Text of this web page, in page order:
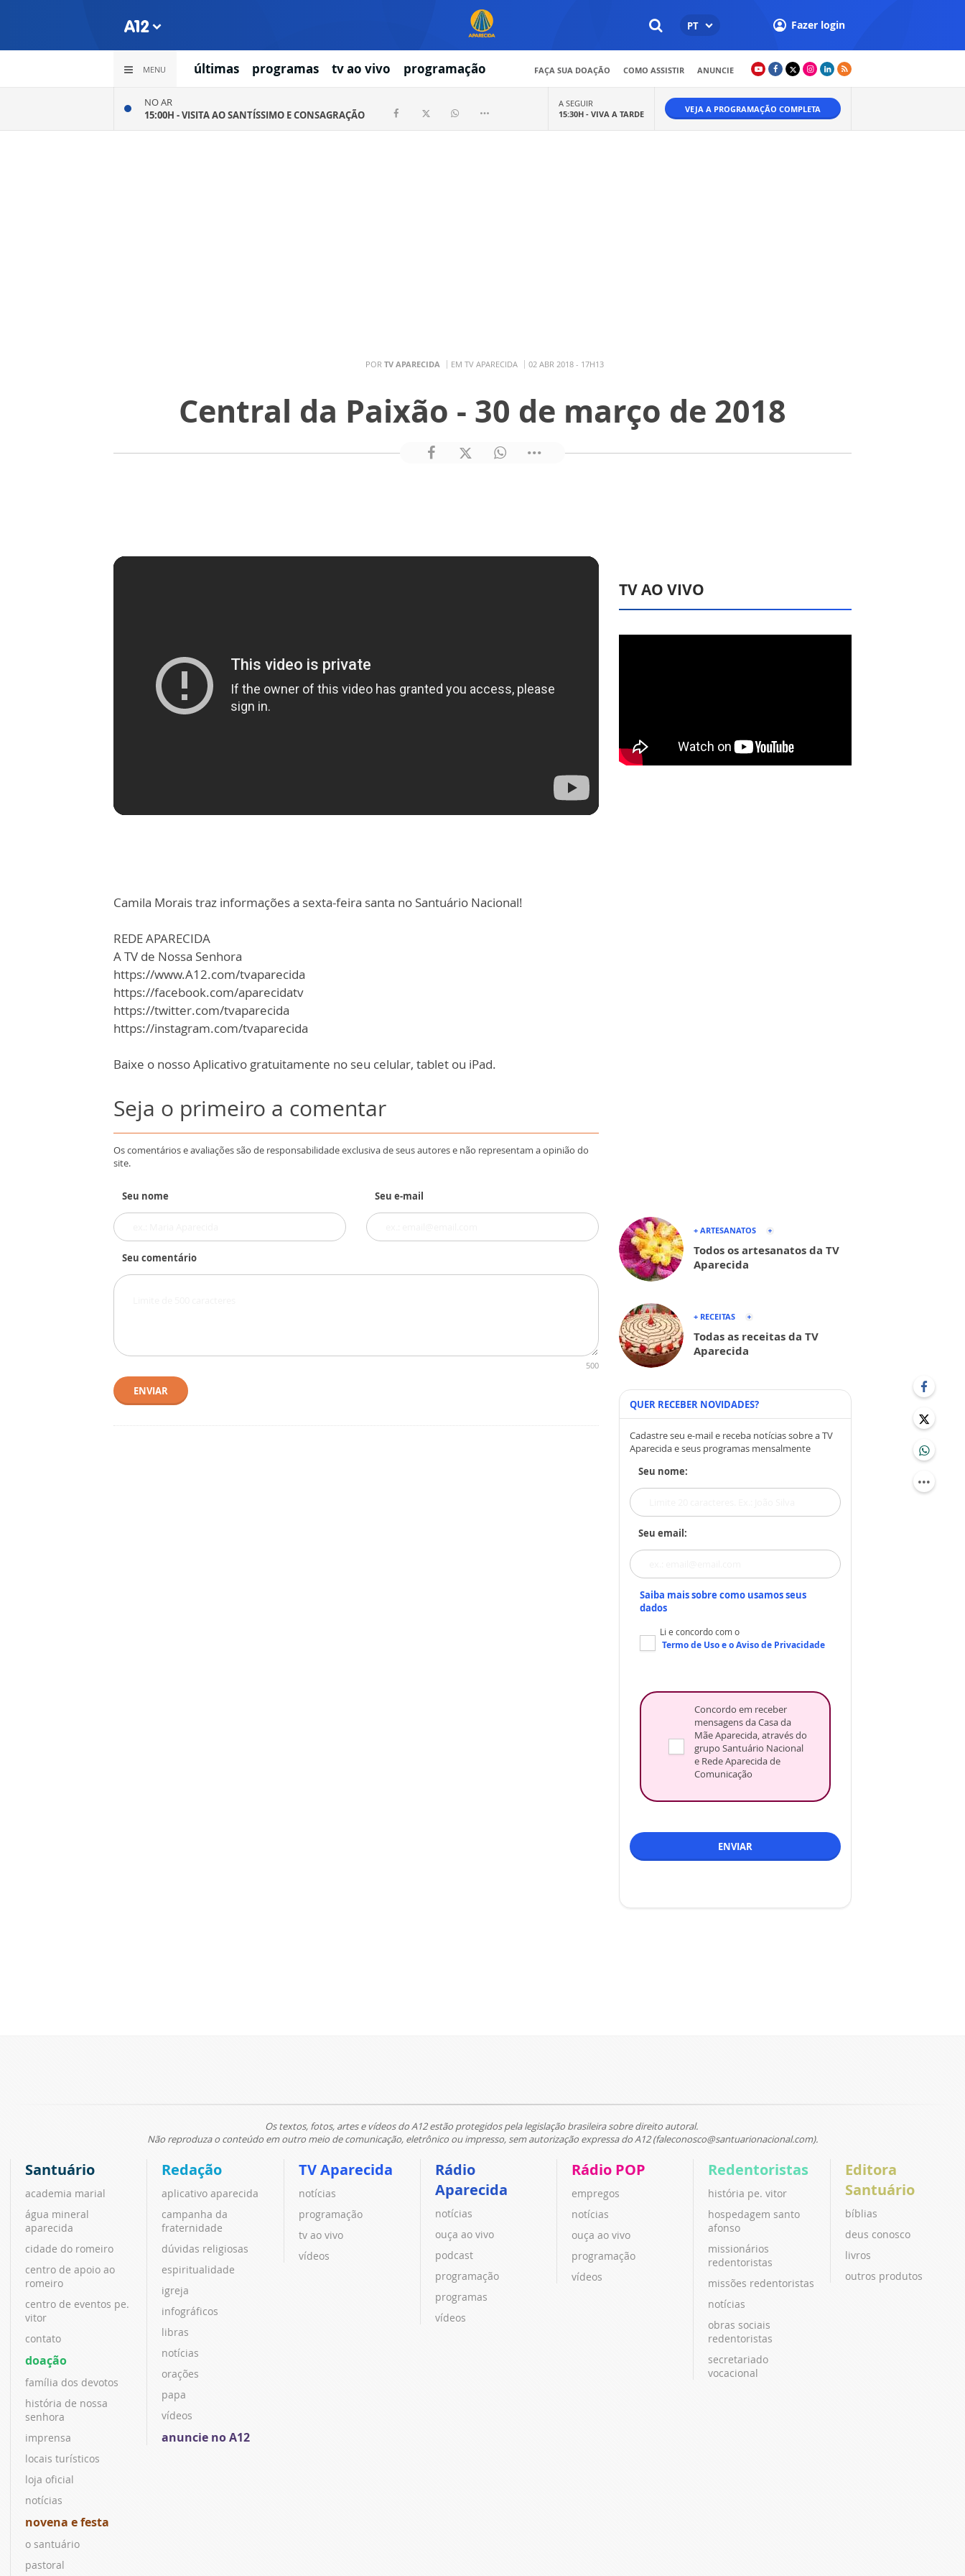
PT Fazer login
MENU últimas programas tv ao vivo programação FAÇA SUA DOAÇÃO COMO ASSISTIR ANUNCIE
NO AR
15:00H -VISITA AO SANTÍSSIMO E CONSAGRAÇÃO
A SEGUIR
15:30H - VIVA A TARDE VEJA A PROGRAMAÇÃO COMPLETA
POR TV APARECIDA EM TV APARECIDA 02 ABR 2018 - 17H13
Central da Paixão - 30 de março de 2018
Camila Morais traz informações a sexta-feira santa no Santuário Nacional!
REDE APARECIDA
A TV de Nossa Senhora
https://www.A12.com/tvaparecida
https://facebook.com/aparecidatv
https://twitter.com/tvaparecida
https://instagram.com/tvaparecida
Baixe o nosso Aplicativo gratuitamente no seu celular, tablet ou iPad.
Seja o primeiro a comentar
Os comentários e avaliações são de responsabilidade exclusiva de seus autores e não representam a opinião do
site.
Seu nome Seu e-mail
Seu comentário
500
ENVIAR
TV AO VIVO
+ ARTESANATOS
Todos os artesanatos da TV
Aparecida
+ RECEITAS
Todas as receitas da TV
Aparecida
QUER RECEBER NOVIDADES?
Cadastre seu e-mail e receba notícias sobre a TV
Aparecida e seus programas mensalmente
Seu nome:
Seu email:
Saiba mais sobre como usamos seus
dados
Li e concordo com o
Termo de Usoe oAviso de Privacidade
Concordo em receber
mensagens da Casa da
Mãe Aparecida, através do
grupo Santuário Nacional
e Rede Aparecida de
Comunicação
ENVIAR
Os textos, fotos, artes e vídeos do A12 estão protegidos pela legislação brasileira sobre direito autoral.
Não reproduza o conteúdo em outro meio de comunicação, eletrônico ou impresso, sem autorização expressa do A12 (faleconosco@santuarionacional.com).
Santuário
academia marial
água mineral
aparecida
cidade do romeiro
centro de apoio ao
romeiro
centro de eventos pe.
vitor
contato
doação
família dos devotos
história de nossa
senhora
imprensa
locais turísticos
loja oficial
notícias
novena e festa
o santuário
pastoral
Redação
aplicativo aparecida
campanha da
fraternidade
dúvidas religiosas
espiritualidade
igreja
infográficos
libras
notícias
orações
papa
vídeos
anuncie no A12
TV Aparecida
notícias
programação
tv ao vivo
vídeos
Rádio
Aparecida
notícias
ouça ao vivo
podcast
programação
programas
vídeos
Rádio POP
empregos
notícias
ouça ao vivo
programação
vídeos
Redentoristas
história pe. vitor
hospedagem santo
afonso
missionários
redentoristas
missões redentoristas
notícias
obras sociais
redentoristas
secretariado
vocacional
Editora
Santuário
bíblias
deus conosco
livros
outros produtos